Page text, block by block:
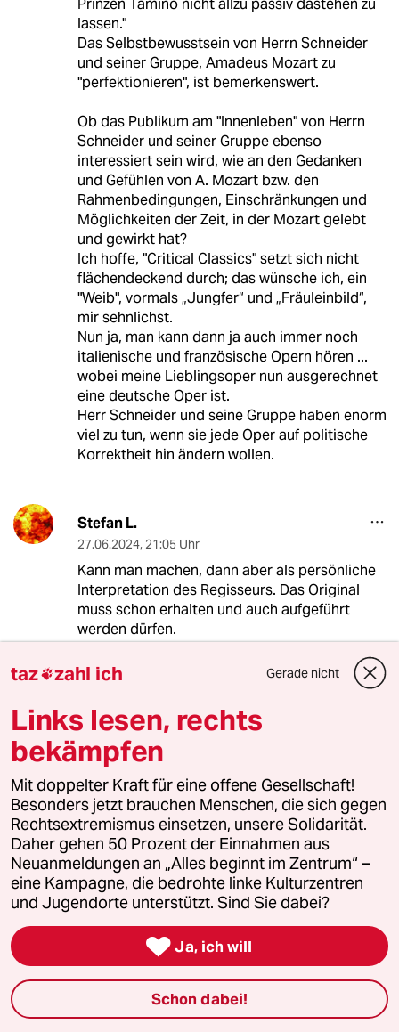
lassen."
Das Selbstbewusstsein von Herrn Schneider
und seiner Gruppe, Amadeus Mozart zu
"perfektionieren", ist bemerkenswert.
Ob das Publikum am "Innenleben" von Herrn
Schneider und seiner Gruppe ebenso
interessiert sein wird, wie an den Gedanken
und Gefühlen von A. Mozart bzw. den
Rahmenbedingungen, Einschränkungen und
Möglichkeiten der Zeit, in der Mozart gelebt
und gewirkt hat?
Ich hoffe, "Critical Classics" setzt sich nicht
flächendeckend durch; das wünsche ich, ein
"Weib", vormals „Jungfer“ und „Fräuleinbild“,
mir sehnlichst.
Nun ja, man kann dann ja auch immer noch
italienische und französische Opern hören ...
wobei meine Lieblingsoper nun ausgerechnet
eine deutsche Oper ist.
Herr Schneider und seine Gruppe haben enorm
viel zu tun, wenn sie jede Oper auf politische
Korrektheit hin ändern wollen.
Stefan L.
27.06.2024, 21:05 Uhr
Kann man machen, dann aber als persönliche
Interpretation des Regisseurs. Das Original
muss schon erhalten und auch aufgeführt
werden dürfen.
Den Rest meiner Meinung hat Jim Hawkins
schon wunderbar formuliert. Besten Dank
dafür.
H hessebub
27.06.2024 20:46 Uhr
Ist definitiv bourgeoisie-kompatibler, als mehr
Opern von zeitgenössischen Komponisten of
color oder Frauen in Auftrag zu geben oder zu
inszenieren
Werner2
28.06.2024,09:51 Uhr
@hessebub:
In der Tat, insbesondere für die neue
taz zahl ich Gerade nicht
Links lesen, rechts
bekämpfen
Mit doppelter Kraft für eine offene Gesellschaft!
Besonders jetzt brauchen Menschen, die sich gegen
Rechtsextremismus einsetzen, unsere Solidarität.
Daher gehen 50 Prozent der Einnahmen aus
Neuanmeldungen an „Alles beginnt im Zentrum“ –
eine Kampagne, die bedrohte linke Kulturzentren
und Jugendorte unterstützt. Sind Sie dabei?
 Ja, ich will
Schon dabei!